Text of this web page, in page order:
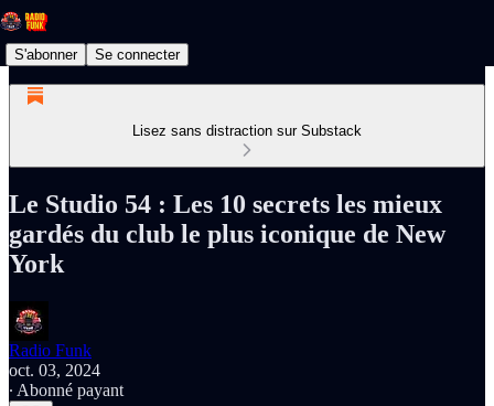
S'abonner Se connecter
Lisez sans distraction sur Substack
Le Studio 54 : Les 10 secrets les mieux
gardés du club le plus iconique de New
York
Radio Funk
oct. 03, 2024
∙ Abonné payant